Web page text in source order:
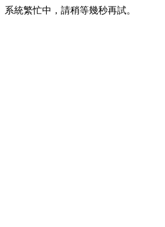
系統繁忙中，請稍等幾秒再試。